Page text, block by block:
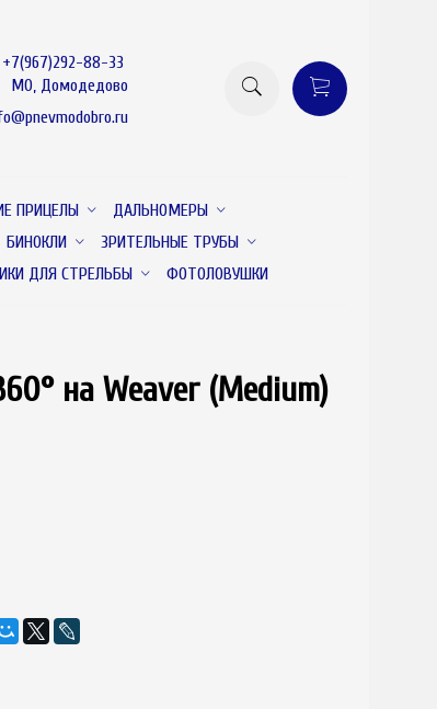
+7(967)292-88-33
МО, Домодедово
ПРИЦЕЛЫ
ДАЛЬНОМЕРЫ
БИНОКЛИ
ЗРИТЕЛЬНЫЕ ТРУБЫ
ДЛЯ СТРЕЛЬБЫ ФОТОЛОВУШКИ
товар отсутствует
на Weaver (Medium)